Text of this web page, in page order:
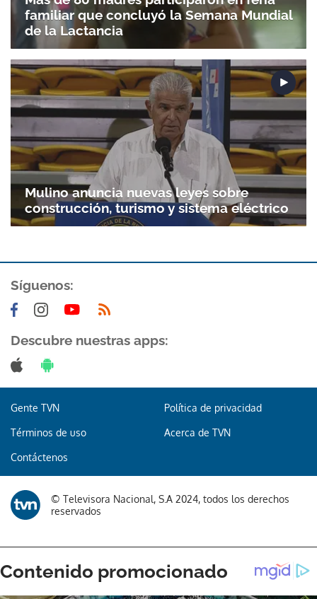
Gracias por suscribirte a nuestro boletín.
ACEPTAR
familiar que concluyó la Semana Mundial
de la Lactancia
Mulino anuncia nuevas leyes sobre
construcción, turismo y sistema eléctrico
Síguenos:
Descubre nuestras apps:
Gente TVN Política de privacidad
Términos de uso Acerca de TVN
Contáctenos
© Televisora Nacional, S.A 2024, todos los derechos
reservados